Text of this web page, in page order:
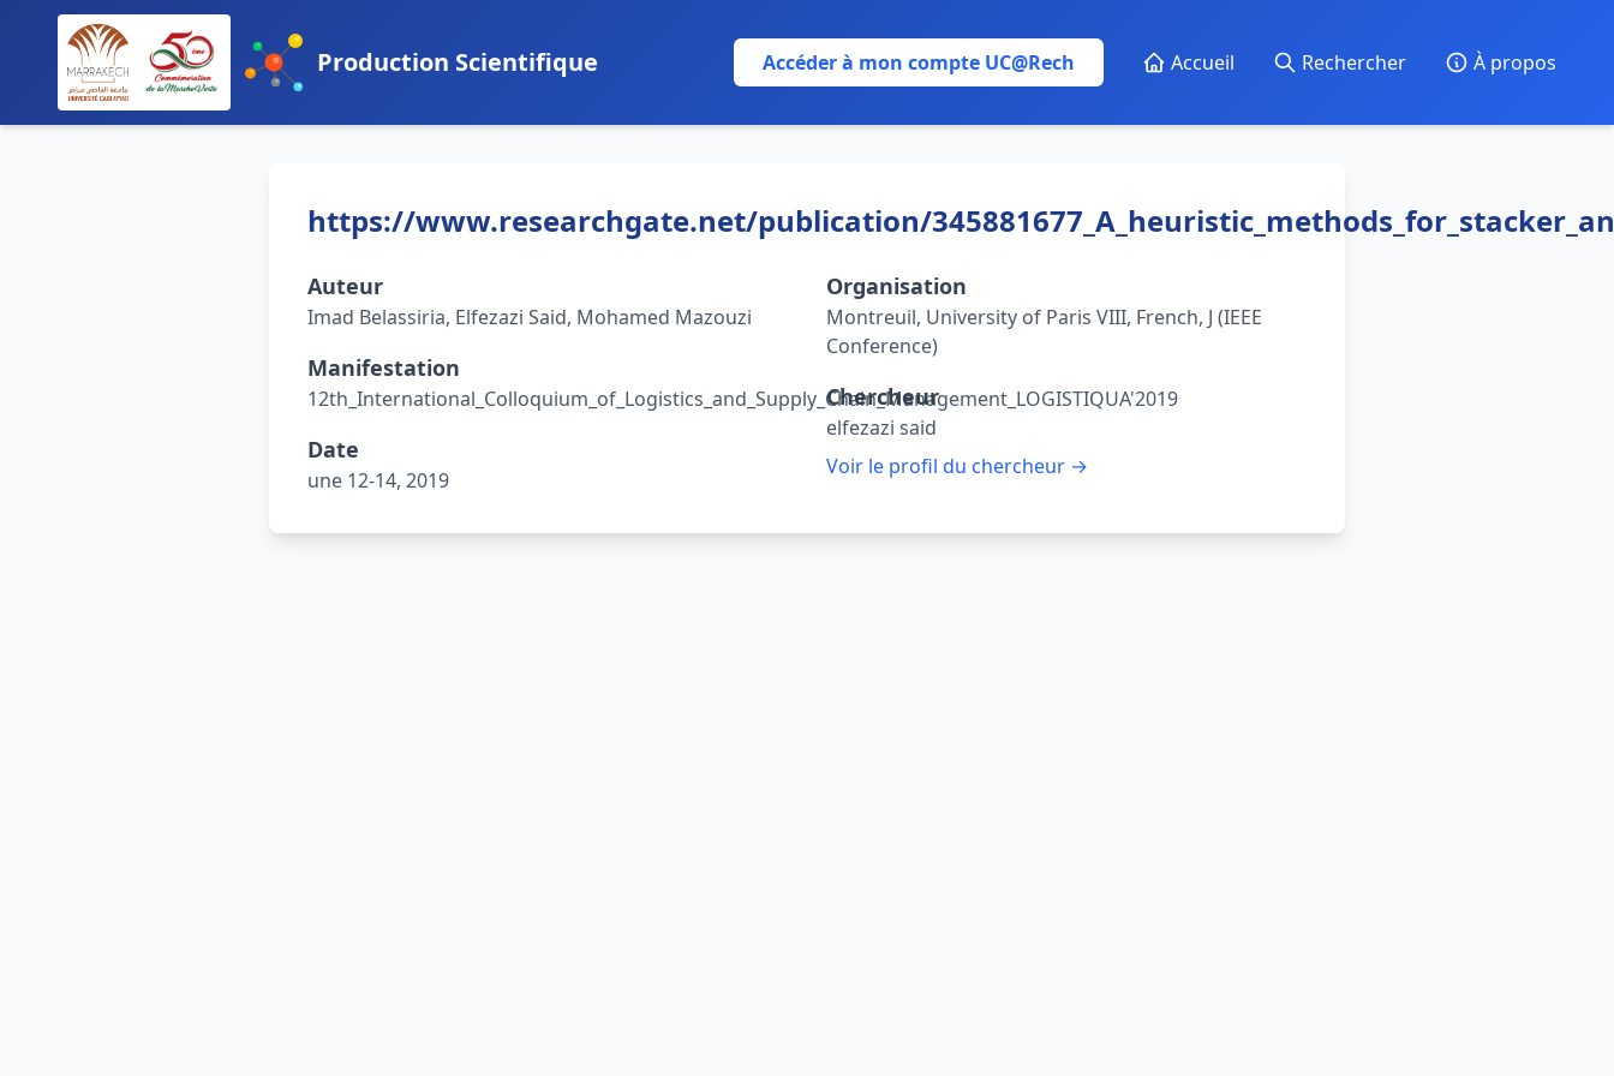
Production Scientifique Accéder à mon compte UC@Rech Accueil Rechercher À propos
https://www.researchgate.net/publication/
Auteur
Imad Belassiria, Elfezazi Said, Mohamed Mazouzi
Manifestation
12th_International_Colloquium_of_Logistics_and_Supply_Chain_Management_LOGISTIQUA'2019
Date
une 12-14, 2019
Organisation
Montreuil, University of Paris VIII, French, J (IEEE
Conference)
Chercheur
elfezazi said
Voir le profil du chercheur →